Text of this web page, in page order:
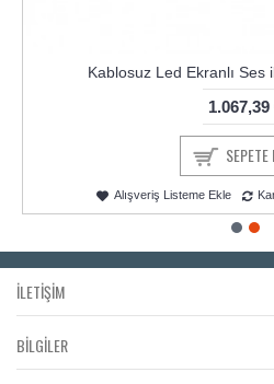
Kablosuz Led Ekranlı Ses
1.067,39
SEPETE
Alışveriş Listeme Ekle
İLETİŞİM
BILGILER